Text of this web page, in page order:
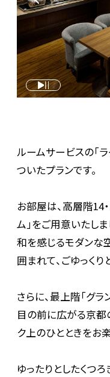
ルームサービスの「ラ
ついたプランです。
お部屋は、高層階14
ム」をご用意いたしま
和を感じるモダンな
囲まれて、ごゆっくり
さらに、最上階「グラ
目の前に広がる京都
ク上のひとときをお
ゆったりとしたくつ